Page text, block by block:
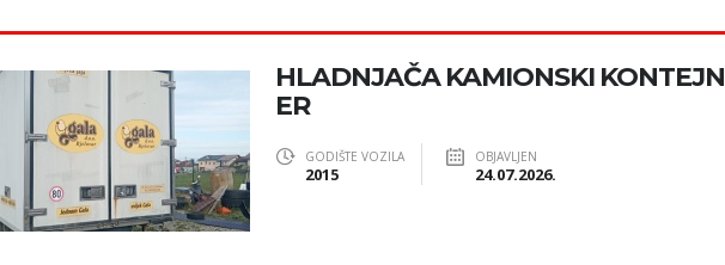
HLADNJAČA KAMIONSKI KONTEJN
ER
GODIŠTE VOZILA
2015
OBJAVLJEN
24.07.2026.